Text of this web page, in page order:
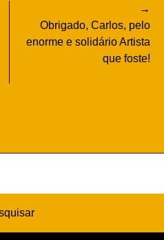
Obrigado, Carlos, pelo
enorme e solidário Artista
que foste!